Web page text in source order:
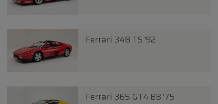
Ferrari 348 TS '92
Ferrari 365 GT4 BB '75